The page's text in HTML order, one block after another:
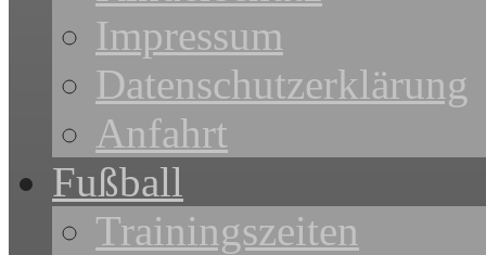
Impressum
Datenschutzerklärung
Anfahrt
Fußball
Trainingszeiten